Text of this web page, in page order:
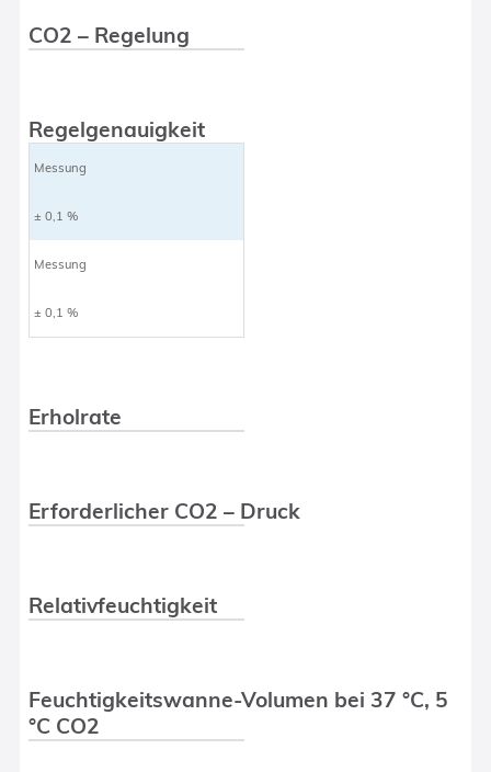
CO2 – Regelung
Regelgenauigkeit
Messung
± 0,1 %
Messung
± 0,1 %
Erholrate
Erforderlicher CO2 – Druck
Relativfeuchtigkeit
Feuchtigkeitswanne-Volumen bei 37 °C, 5
°C CO2